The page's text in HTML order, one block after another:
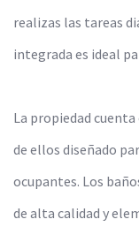
realizas las tareas
integrada es ideal
La propiedad
de ellos diseñado
ocupantes. Los
de alta calidad y